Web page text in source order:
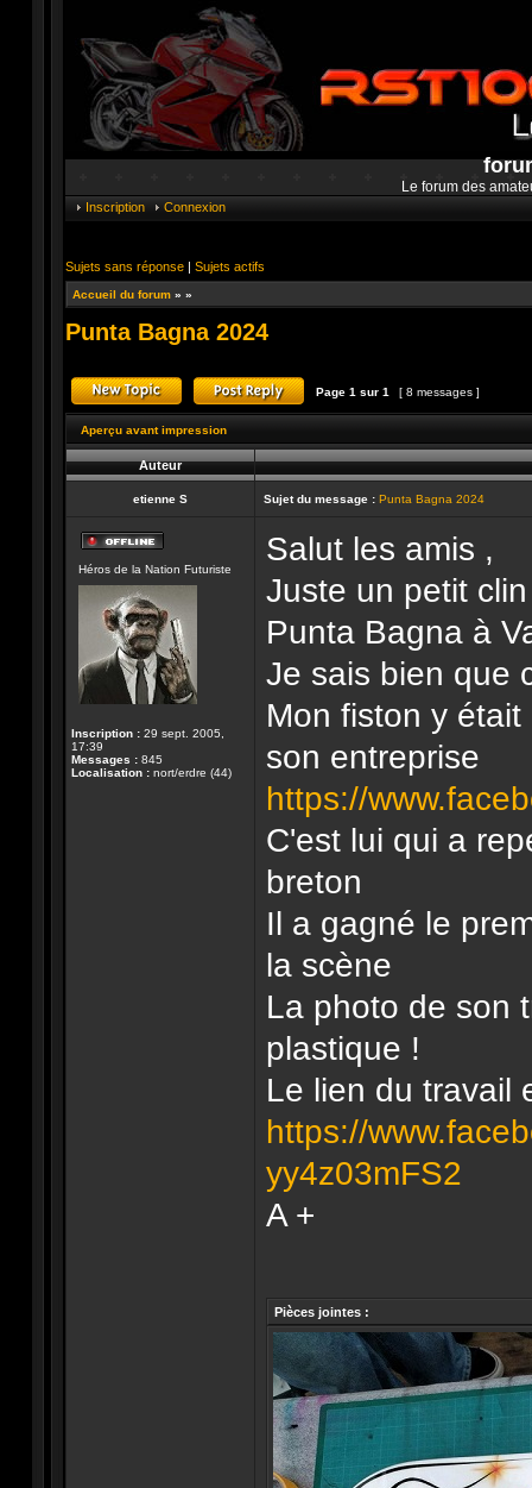
Le forum des
Inscription Connexion
Sujets sans réponse | Sujets actifs
Accueil du forum » »
Punta Bagna 2024
Publier un nouveau sujetRépondre au sujet
Page 1 sur 1 [ 8 messages ]
Aperçu avant impression
Auteur
etienne S Sujet du message : Punta Bagna 2024
ligne
Héros de la Nation Futuriste
Inscription : 29 sept. 2005,
17:39
Messages : 845
Localisation : nort/erdre (44)
Salut les amis ,
Juste un petit
Punta Bagna à
Je sais bien que
Mon fiston y
son entreprise
https://
C'est lui qui a
breton
Il a gagné le
la scène
La photo de son
plastique !
Le lien du travail
https://
yy4z03mFS2
A +
Pièces jointes :